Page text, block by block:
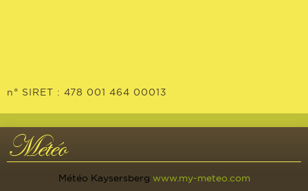
n° SIRET : 478 001 464 00013
Météo
Météo Kaysersberg www.my-meteo.com